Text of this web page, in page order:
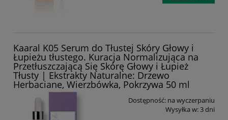
Kaaral K05 Serum do Tłustej Skóry Głowy i
Łupieżu tłustego. Kuracja Normalizująca na
Przetłuszczającą Się Skórę Głowy i Łupież
Tłusty | Ekstrakty Naturalne: Drzewo
Herbaciane, Wierzbówka, Pokrzywa 50 ml
Dostępność: na wyczerpaniu
Wysyłka w:3 dni